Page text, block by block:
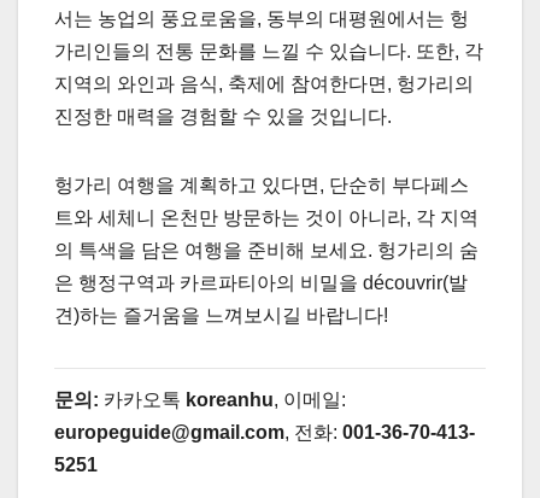
서는 농업의 풍요로움을, 동부의 대평원에서는 헝
가리인들의 전통 문화를 느낄 수 있습니다. 또한, 각
지역의 와인과 음식, 축제에 참여한다면, 헝가리의
진정한 매력을 경험할 수 있을 것입니다.
헝가리 여행을 계획하고 있다면, 단순히 부다페스
트와 세체니 온천만 방문하는 것이 아니라, 각 지역
의 특색을 담은 여행을 준비해 보세요. 헝가리의 숨
은 행정구역과 카르파티아의 비밀을 découvrir(발
견)하는 즐거움을 느껴보시길 바랍니다!
문의: 카카오톡 koreanhu, 이메일:
europeguide@gmail.com, 전화: 001-36-70-413-
5251